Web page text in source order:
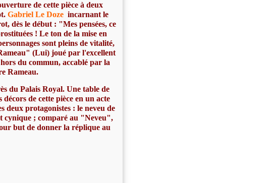
de cette pièce à deux
Gabriel Le Doze incarnant le
dès le début : "Mes pensées, ce
! Le ton de la mise en
sont pleins de vitalité,
(Lui) joué par l'excellent
du commun, accablé par la
Rameau.
du Palais Royal. Une table de
de cette pièce en un acte
deux protagonistes : le neveu de
cynique ; comparé au "Neveu",
but de donner la réplique au